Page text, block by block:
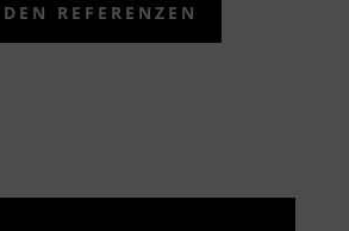
REFERENZEN